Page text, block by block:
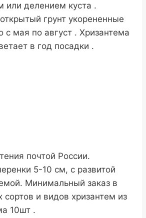
или делением куста .
грунт укорененные
с мая по август . Хризантема
в год посадки .
почтой России.
5-10 см, с развитой
Минимальный заказ в
и видов хризантем из
10шт .